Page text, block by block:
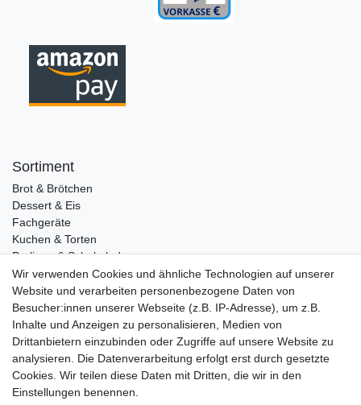
Sortiment
Brot & Brötchen
Dessert & Eis
Fachgeräte
Kuchen & Torten
Pralinen & Schokolade
Lebensmittel
Gutscheine
Informationen
Zahlungsarten
Versandkosten
Service
Wir verwenden Cookies und ähnliche Technologien auf unserer
Website und verarbeiten personenbezogene Daten von
Besucher:innen unserer Webseite (z.B. IP-Adresse), um z.B.
Inhalte und Anzeigen zu personalisieren, Medien von
Drittanbietern einzubinden oder Zugriffe auf unsere Website zu
analysieren. Die Datenverarbeitung erfolgt erst durch gesetzte
Cookies. Wir teilen diese Daten mit Dritten, die wir in den
Einstellungen benennen.